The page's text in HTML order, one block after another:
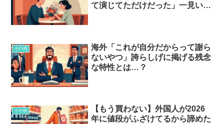
て演じてただけだった」一見いい
その他
海外「これが自分だからって謝ら
ないやつ」誇らしげに掲げる残念
な特性とは…？
その他
【もう買わない】外国人が2026
年に値段がふざけてるから諦めた